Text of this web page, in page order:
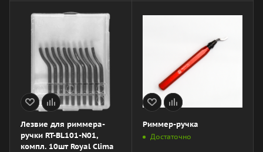
Лезвие для риммера-
ручки RT-BL101-N01,
компл. 10шт Royal Clima
Риммер-ручка
Достаточно